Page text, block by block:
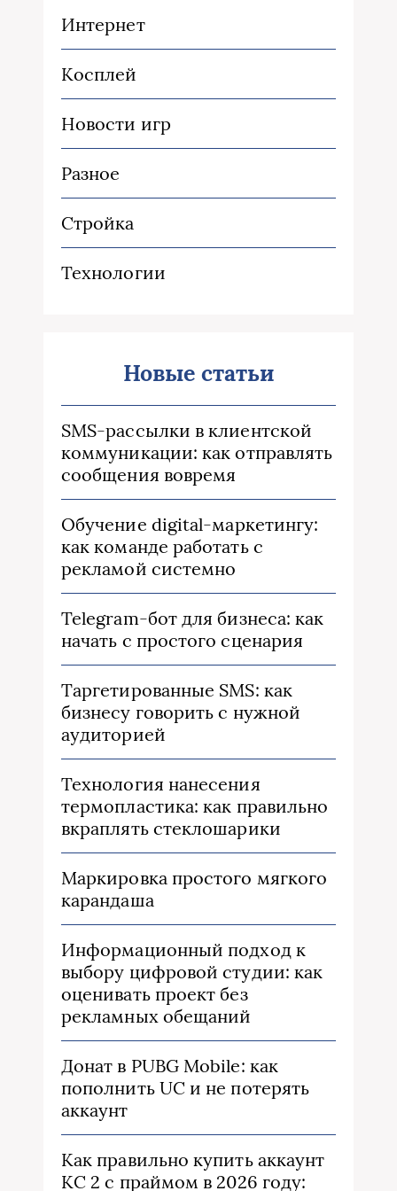
Интернет
Косплей
Новости игр
Разное
Стройка
Технологии
Новые статьи
SMS-рассылки в клиентской
коммуникации: как отправлять
сообщения вовремя
Обучение digital-маркетингу:
как команде работать с
рекламой системно
Telegram-бот для бизнеса: как
начать с простого сценария
Таргетированные SMS: как
бизнесу говорить с нужной
аудиторией
Технология нанесения
термопластика: как правильно
вкраплять стеклошарики
Маркировка простого мягкого
карандаша
Информационный подход к
выбору цифровой студии: как
оценивать проект без
рекламных обещаний
Донат в PUBG Mobile: как
пополнить UC и не потерять
аккаунт
Как правильно купить аккаунт
КС 2 с праймом в 2026 году: